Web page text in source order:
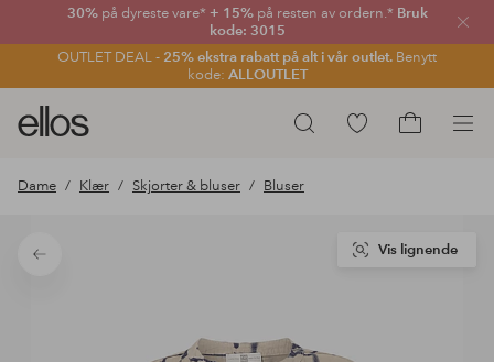
30% på dyreste vare* + 15%på resten av ordern.* Bruk
kode: 3015
OUTLET DEAL - 25% ekstra rabatt på alt i vår outlet. Benytt
kode: ALLOUTLET
Lukk
Søk
Ellos
logo
gå
forsiden
Gå
Dame Klær Skjorter & bluser Bluser
Tilbake
Vis lignende